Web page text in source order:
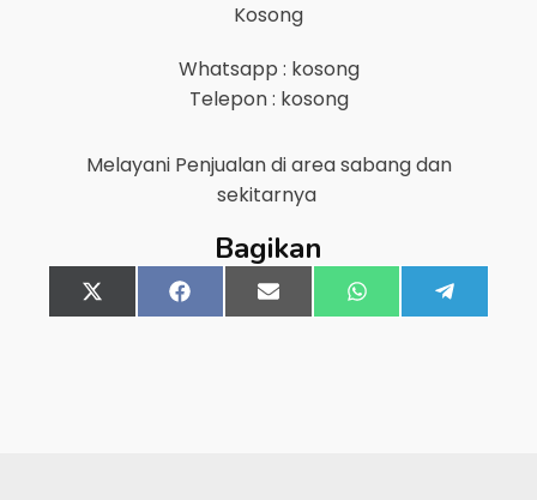
Kosong
Whatsapp : kosong
Telepon : kosong
Melayani Penjualan di areasabangdan
sekitarnya
Bagikan
Share
on
X
(Twitter)
Share
on
FacebookShare
on
Email Share
on
WhatsApp
on